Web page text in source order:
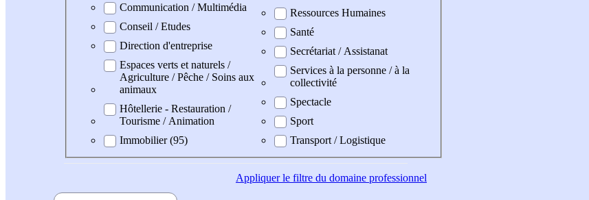
Communication / Multimédia
Conseil / Etudes
Direction d'entreprise
Espaces verts et naturels /
Agriculture / Pêche / Soins aux
animaux
Hôtellerie - Restauration /
Tourisme / Animation
Immobilier (95)
Ressources Humaines
Santé
Secrétariat / Assistanat
Services à la personne / à la
collectivité
Spectacle
Sport
Transport / Logistique
Appliquerle filtre du domaine professionnel